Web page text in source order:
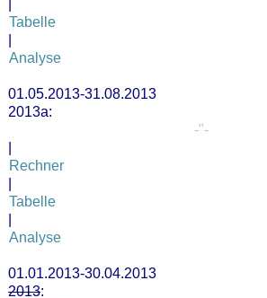
Tabelle
Analyse
01.05.2013-31.08.2013
2013a:
-"-
Rechner
Tabelle
Analyse
01.01.2013-30.04.2013
2013: